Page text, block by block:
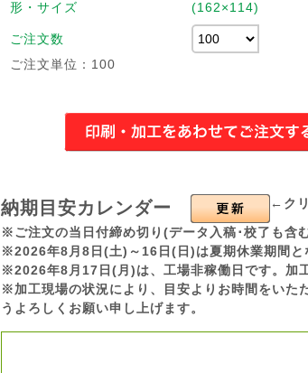
形・サイズ
(162×114)
ご注文数
ご注文単位：100
納期目安カレンダー
←ク
※ご注文の当日付締め切り(データ入稿･校了も含
※2026年8月8日(土)～16日(日)は夏期休業期間と
※2026年8月17日(月)は、工場非稼働日です。加
※加工現場の状況により、目安よりお時間をいた
うよろしくお願い申し上げます。